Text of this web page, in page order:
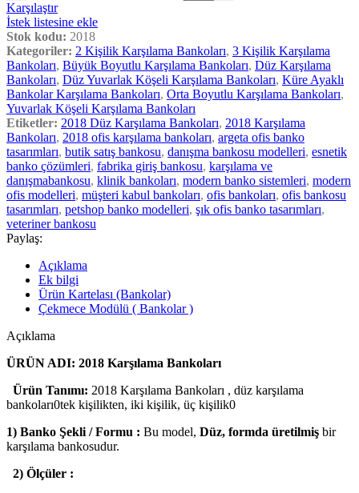
Karşılaştır
İstek listesine ekle
Stok kodu: 2018
Kategoriler: 2 Kişilik Karşılama Bankoları, 3 Kişilik Karşılama
Bankoları, Büyük Boyutlu Karşılama Bankoları, Düz Karşılama
Bankoları, Düz Yuvarlak Köşeli Karşılama Bankoları, Küre Ayaklı
Bankolar Karşılama Bankoları, Orta Boyutlu Karşılama Bankoları,
Yuvarlak Köşeli Karşılama Bankoları
Etiketler: 2018 Düz Karşılama Bankoları, 2018 Karşılama
Bankoları, 2018 ofis karşılama bankoları, argeta ofis banko
tasarımları, butik satış bankosu, danışma bankosu modelleri, esnetik
banko çözümleri, fabrika giriş bankosu, karşılama ve
danışmabankosu, klinik bankoları, modern banko sistemleri, modern
ofis modelleri, müşteri kabul bankoları, ofis bankoları, ofis bankosu
tasarımları, petshop banko modelleri, şık ofis banko tasarımları,
veteriner bankosu
Paylaş:
Açıklama
Ek bilgi
Ürün Kartelası (Bankolar)
Çekmece Modülü ( Bankolar )
Açıklama
ÜRÜN ADI: 2018 Karşılama Bankoları
Ürün Tanımı: 2018 Karşılama Bankoları , düz karşılama
bankoları0tek kişilikten, iki kişilik, üç kişilik0
1) Banko Şekli / Formu : Bu model, Düz, formda üretilmiş bir
karşılama bankosudur.
2) Ölçüler :